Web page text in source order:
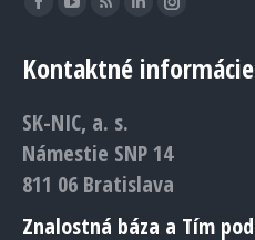
Facebook
opens
new
window
YouTube
opens
new
window
Rss
opens
new
window
Linkedin
opens
window
Instagram
opens
window
Kontaktné informácie
SK-NIC, a. s.
Námestie SNP 14
811 06 Bratislava
Znalostná báza a Tím